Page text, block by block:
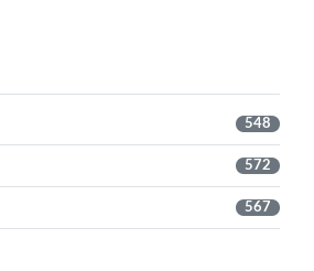
548
572
567